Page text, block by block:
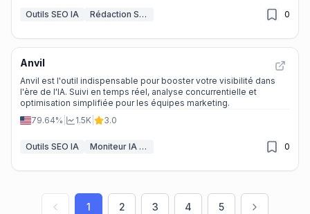
Outils SEO IA Rédaction SEO IA 0
Anvil
Anvil est l'outil indispensable pour booster votre visibilité dans
l'ère de l'IA. Suivi en temps réel, analyse concurrentielle et
optimisation simplifiée pour les équipes marketing.
79.64%
1.5K 3.0
Outils SEO IA Moniteur IA & Générateur de Rapports 0
1 2 3 4 5